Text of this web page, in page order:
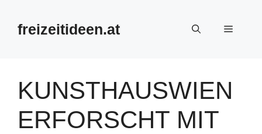
Inhalt
springenfreizeitideen.at Menü
KUNSTHAUSWIEN
ERFORSCHT MIT